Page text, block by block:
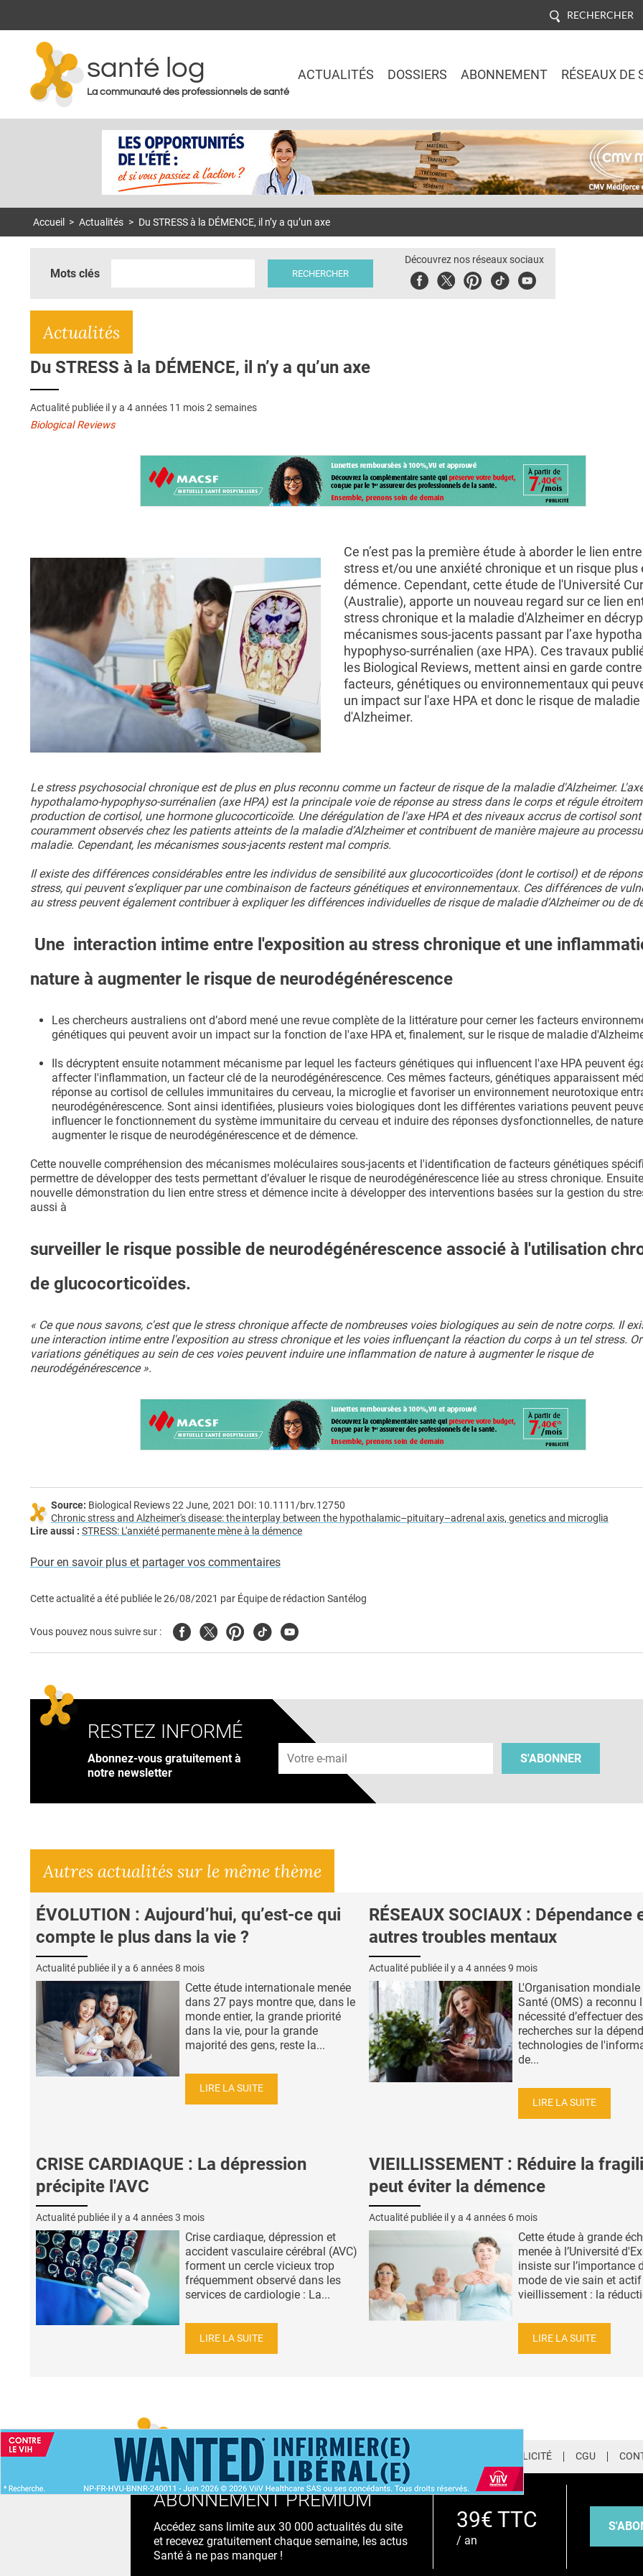
RECHERCHER
santé log
La communauté des professionnels de santé
ACTUALITÉS DOSSIERS ABONNEMENT RÉSEAUX DE
Accueil > Actualités > Du STRESS à la DÉMENCE, il n’y a qu’un axe
Mots clés
Découvrez nos réseaux sociaux
FacebookTwitterPinterest
TiktokYoubute
Actualités
Du STRESS à la DÉMENCE, il n’y a qu’un axe
Actualité publiée il y a 4 années 11 mois 2 semaines
Biological Reviews
Ce n’est pas la première étude à aborder le lien
stress et/ou une anxiété chronique et un risque plus
démence. Cependant, cette étude de l'Université
(Australie), apporte un nouveau regard sur ce lien
stress chronique et la maladie d'Alzheimer en
mécanismes sous-jacents passant par l’axe
hypophyso-surrénalien (axe HPA). Ces travaux
les Biological Reviews, mettent ainsi en garde
facteurs, génétiques ou environnementaux qui
un impact sur l'axe HPA et donc le risque de maladie
d'Alzheimer.
Le stress psychosocial chronique est de plus en plus reconnu comme un facteur de risque de la maladie d'Alzheimer.
hypothalamo-hypophyso-surrénalien (axe HPA) est la principale voie de réponse au stress dans le corps et régule
production de cortisol, une hormone glucocorticoïde. Une dérégulation de l'axe HPA et des niveaux accrus de cortisol sont
couramment observés chez les patients atteints de la maladie d’Alzheimer et contribuent de manière majeure au
maladie. Cependant, les mécanismes sous-jacents restent mal compris.
Il existe des différences considérables entre les individus de sensibilité aux glucocorticoïdes (dont le cortisol) et de
stress, qui peuvent s’expliquer par une combinaison de facteurs génétiques et environnementaux. Ces différences de
au stress peuvent également contribuer à expliquer les différences individuelles de risque de maladie d’Alzheimer ou de
Une interaction intime entre l'exposition au stress chronique et une
nature à augmenter le risque de neurodégénérescence
Les chercheurs australiens ont d’abord mené une revue complète de la littérature pour cerner les facteurs
génétiques qui peuvent avoir un impact sur la fonction de l'axe HPA et, finalement, sur le risque de maladie
Ils décryptent ensuite notamment mécanisme par lequel les facteurs génétiques qui influencent l'axe HPA peuvent
affecter l'inflammation, un facteur clé de la neurodégénérescence. Ces mêmes facteurs, génétiques apparaissent
réponse au cortisol de cellules immunitaires du cerveau, la microglie et favoriser un environnement neurotoxique
neurodégénérescence. Sont ainsi identifiées, plusieurs voies biologiques dont les différentes variations peuvent
influencer le fonctionnement du système immunitaire du cerveau et induire des réponses dysfonctionnelles, de
augmenter le risque de neurodégénérescence et de démence.
Cette nouvelle compréhension des mécanismes moléculaires sous-jacents et l'identification de facteurs génétiques
permettre de développer des tests permettant d’évaluer le risque de neurodégénérescence liée au stress chronique.
nouvelle démonstration du lien entre stress et démence incite à développer des interventions basées sur la gestion du
aussi à
surveiller le risque possible de neurodégénérescence associé à l'utilisation
de glucocorticoïdes.
« Ce que nous savons, c'est que le stress chronique affecte de nombreuses voies biologiques au sein de notre corps. Il
une interaction intime entre l'exposition au stress chronique et les voies influençant la réaction du corps à un tel stress.
variations génétiques au sein de ces voies peuvent induire une inflammation de nature à augmenter le risque de
neurodégénérescence ».
Source: Biological Reviews 22 June, 2021 DOI: 10.1111/brv.12750
Chronic stress and Alzheimer's disease: the interplay between the hypothalamic–pituitary–adrenal axis, genetics and microglia
Lire aussi : STRESS: L'anxiété permanente mène à la démence
Pour en savoir plus et partager vos commentaires
Cette actualité a été publiée le26/08/2021 par Équipe de rédaction Santélog
Vous pouvez nous suivre sur : FacebookTwitterPinterest
TiktokYoutube
RESTEZ INFORMÉ
Abonnez-vous gratuitement à
notre newsletter
Adresse e-mail
S'ABONNER
Autres actualités sur le même thème
ÉVOLUTION : Aujourd’hui, qu’est-ce qui
compte le plus dans la vie ?
Actualité publiée il y a 6 années 8 mois
Cette étude internationale menée
dans 27 pays montre que, dans le
monde entier, la grande priorité
dans la vie, pour la grande
majorité des gens, reste la...
LIRE LA SUITE
RÉSEAUX SOCIAUX : Dépendance
autres troubles mentaux
Actualité publiée il y a 4 années 9 mois
L'Organisation mondiale
Santé (OMS) a reconnu
nécessité d’effectuer des
recherches sur la
technologies de
de...
LIRE LA SUITE
CRISE CARDIAQUE : La dépression
précipite l'AVC
Actualité publiée il y a 4 années 3 mois
Crise cardiaque, dépression et
accident vasculaire cérébral (AVC)
forment un cercle vicieux trop
fréquemment observé dans les
services de cardiologie : La...
LIRE LA SUITE
VIEILLISSEMENT : Réduire la
peut éviter la démence
Actualité publiée il y a 4 années 6 mois
Cette étude à grande
menée à l’Université
insiste sur l’importance
mode de vie sain et
vieillissement : la
LIRE LA SUITE
ACCUEIL NEWSLETTER QUI SOMMES-NOUS ? PUBLICITÉ CGU
ABONNEMENT PREMIUM
Accédez sans limite aux 30 000 actualités du site
et recevez gratuitement chaque semaine, les actus
Santé à ne pas manquer !
39€ TTC
/ an